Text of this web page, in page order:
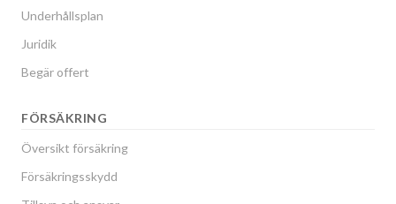
Underhållsplan
Juridik
Begär offert
FÖRSÄKRING
Översikt försäkring
Försäkringsskydd